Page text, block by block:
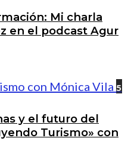
Mi charla
en el podcast Agur
5
y el futuro del
Turismo» con